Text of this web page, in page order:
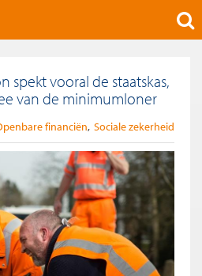
spekt vooral de staatskas,
van de minimumloner
financiën Sociale zekerheid